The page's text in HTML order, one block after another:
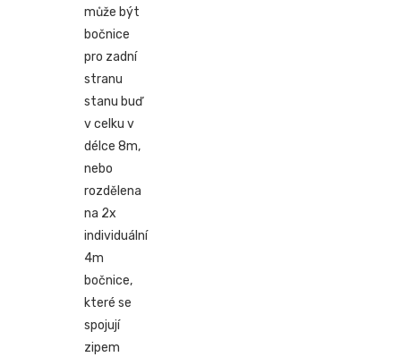
může být
bočnice
pro zadní
stranu
stanu buď
v celku v
délce 8m,
nebo
rozdělena
na 2x
individuální
4m
bočnice,
které se
spojují
zipem